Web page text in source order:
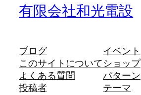
有限会社和光電設
ブログ
このサイトについて
よくある質問
投稿者
イベント
ショップ
パターン
テーマ